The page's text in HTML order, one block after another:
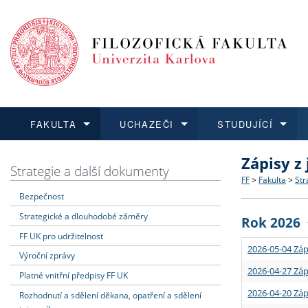
FAKULTA
Dozvědět se více
Struktura
Strategie
Podpora
UCHAZEČI
Podat přihlášku
Co
Učitelské
STUDUJÍCÍ
Dozvědět se více
Rigorózní
Dozvědět se více
O vědě a
Granty a
Dozvědět se více
Aktuální
Strategie a další dokumenty
Bezpečnost
Strategické a dlouhodobé záměry
FF UK pro udržitelnost
Výroční zprávy
Platné vnitřní předpisy FF UK
Rozhodnutí a sdělení děkana, opatření a sdělení
Zápisy
FF > Fakulta >
Rok 2026
2026-05-04
2026-04-27
2026-04-20